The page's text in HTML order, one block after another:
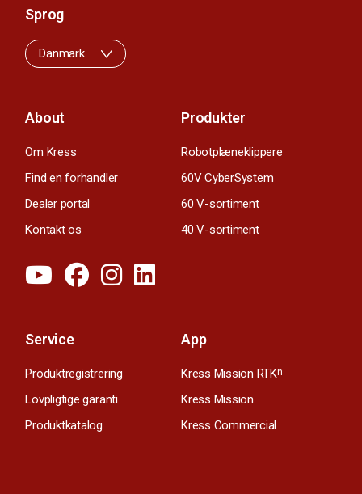
About
Om Kress
Find en forhandler
Dealer portal
Kontakt os
Produkter
Robotplæneklippere
60V CyberSystem
60 V-sortiment
40 V-sortiment
Service
Produktregistrering
Lovpligtige garanti
Produktkatalog
App
Kress Mission RTKn
Kress Mission
Kress Commercial
Sprog
Danmark